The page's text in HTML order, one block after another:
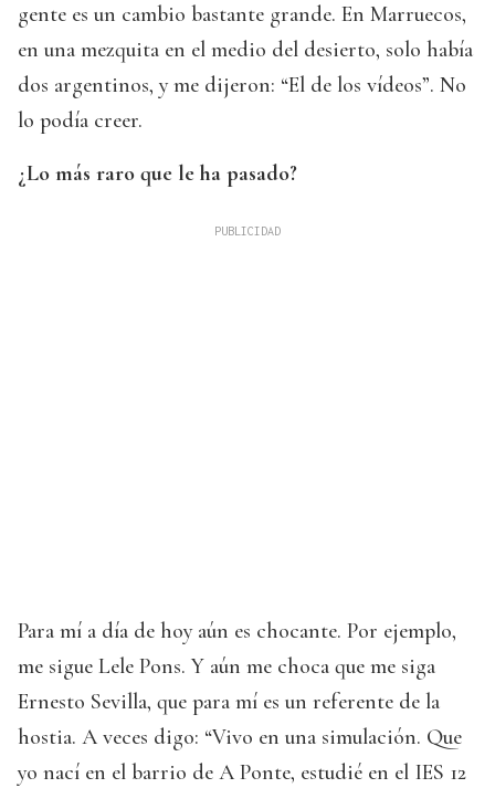
gente es un cambio bastante grande. En Marruecos,
en una mezquita en el medio del desierto, solo había
dos argentinos, y me dijeron: “El de los vídeos”. No
lo podía creer.
¿Lo más raro que le ha pasado?
Para mí a día de hoy aún es chocante. Por ejemplo,
me sigue Lele Pons. Y aún me choca que me siga
Ernesto Sevilla, que para mí es un referente de la
hostia. A veces digo: “Vivo en una simulación. Que
yo nací en el barrio de A Ponte, estudié en el IES 12